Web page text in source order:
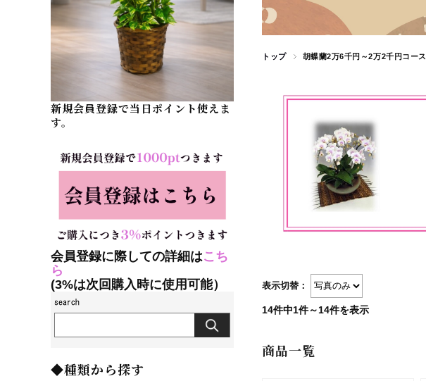
トップ 胡蝶蘭2万6千円～2万2千円コース
表示切替：
14件中1件～14件を表示
商品一覧
新規会員登録で当日ポイント使えま
す。
会員登録に際しての詳細はこち
ら
(3%は次回購入時に使用可能）
◆種類から探す